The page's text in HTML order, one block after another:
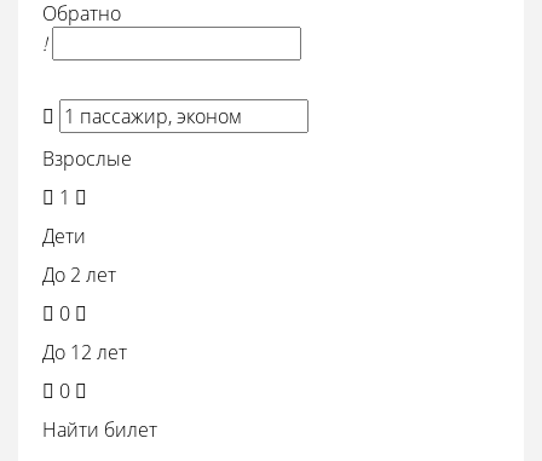
Обратно
!

Взрослые
 1 
Дети
До 2 лет
 0 
До 12 лет
 0 
Найти билет